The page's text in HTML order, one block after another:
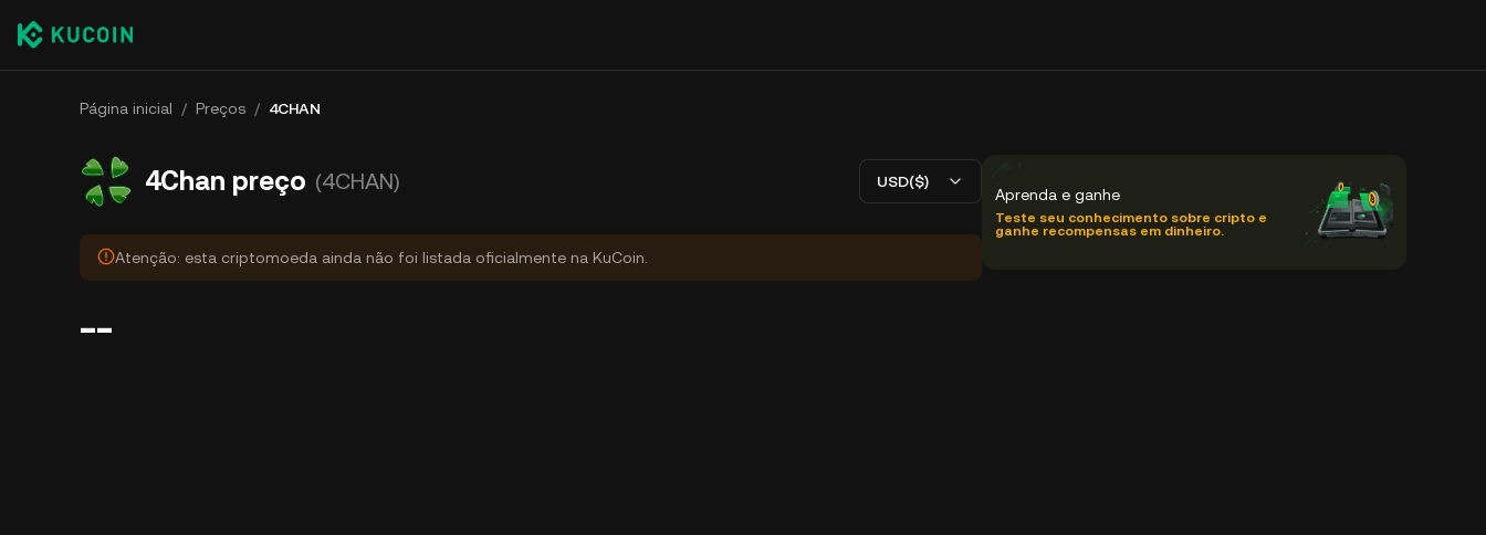
Página inicial / Preços / 4CHAN
4Chan preço (4CHAN) USD($)
Atenção: esta criptomoeda ainda não foi listada oficialmente na KuCoin.
--
Aprenda e ganhe
Teste seu conhecimento sobre cripto e
ganhe recompensas em dinheiro.